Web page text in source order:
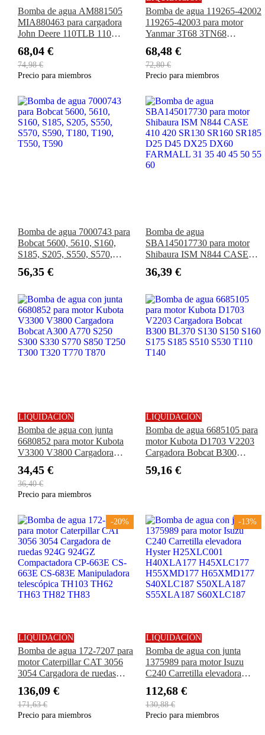
Bomba de agua AM881505
MIA880463 para cargadora
John Deere 110TLB 110
970 990 1070
68,04 €
74,98 €
Precio para miembros
Bomba de agua 119265-42002
119265-42003 para motor
Yanmar 3T68 3TN68
3D72 Excavadora PC10-7
PC05-7 PC12UU-2 PC07-2
68,48 €
72,80 €
Precio para miembros
Bomba de agua 7000743 para
Bobcat 5600, 5610, S160,
S185, S205, S550, S570,
T590
56,35 €
Bomba de agua
SBA145017730 para motor
Shibaura ISM N844 CASE
D25 D45 DX25 DX60
55 60
36,39 €
LIQUIDACIÓN
Bomba de agua con junta
6680852 para motor Kubota
V3300 V3800 Cargadora
S300 S330 S770 S850 T250
T300 T320 T770 T870
34,45 €
36,40 €
Precio para miembros
LIQUIDACIÓN
Bomba de agua 6685105 para
motor Kubota D1703 V2203
Cargadora Bobcat B300
S185 S510 S530 T110 T140
59,16 €
-20%
LIQUIDACIÓN
Bomba de agua 172-7207 para
motor Caterpillar CAT 3056
3054 Cargadora de ruedas
CP-663E CS-663E CS-683E
Manipuladora telescópica
TH103 TH62 TH63 TH82
136,09 €
171,63 €
Precio para miembros
-13%
LIQUIDACIÓN
Bomba de agua con junta
1375989 para motor Isuzu
C240 ​​Carretilla elevadora
H40XLA177 H45XLC177
H55XMD177 H65XMD177
S40XLC187 S50XLA187
112,68 €
130,88 €
Precio para miembros